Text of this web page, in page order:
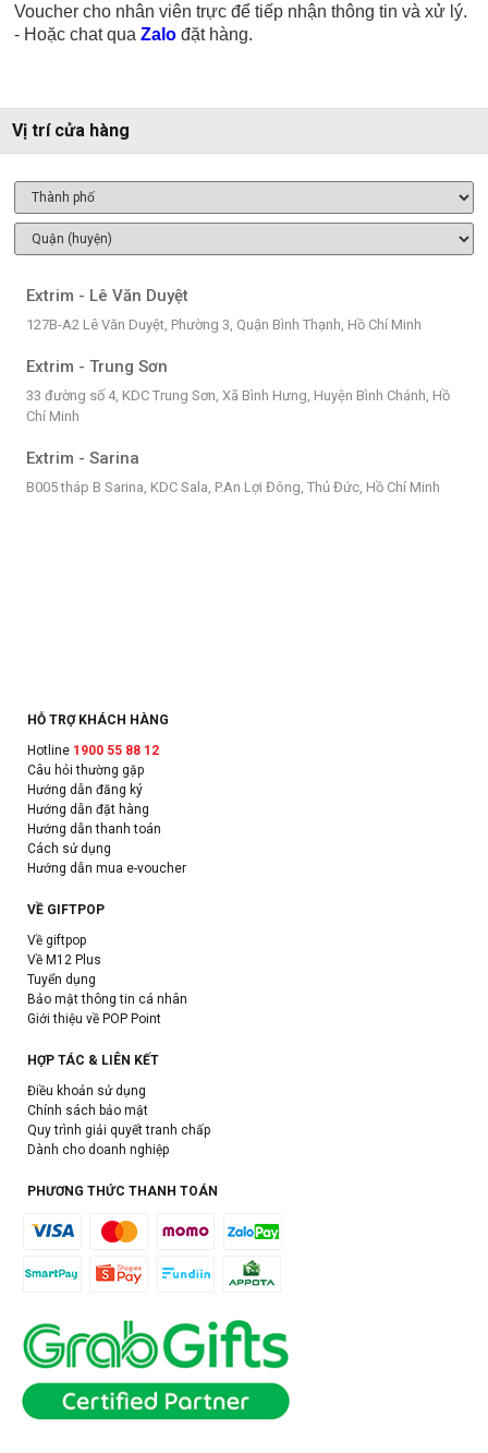
Voucher cho nhân viên trực để tiếp nhận thông tin và xử lý.
- Hoặc chat quaZalo đặt hàng.
Vị trí cửa hàng
Extrim - Lê Văn Duyệt
127B-A2 Lê Văn Duyệt, Phường 3, Quận Bình Thạnh, Hồ Chí Minh
Extrim - Trung Sơn
33 đường số 4, KDC Trung Sơn, Xã Bình Hưng, Huyện Bình Chánh, Hồ
Chí Minh
Extrim - Sarina
B005 tháp B Sarina, KDC Sala, P.An Lợi Đông, Thủ Đức, Hồ Chí Minh
HỖ TRỢ KHÁCH HÀNG
Hotline 1900 55 88 12
Câu hỏi thường gặp
Hướng dẫn đăng ký
Hướng dẫn đặt hàng
Hướng dẫn thanh toán
Cách sử dụng
Hướng dẫn mua e-voucher
VỀ GIFTPOP
Về giftpop
Về M12 Plus
Tuyển dụng
Bảo mật thông tin cá nhân
Giới thiệu về POP Point
HỢP TÁC & LIÊN KẾT
Điều khoản sử dụng
Chính sách bảo mật
Quy trình giải quyết tranh chấp
Dành cho doanh nghiệp
PHƯƠNG THỨC THANH TOÁN